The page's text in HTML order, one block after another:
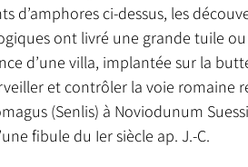
d’amphores ci-dessus, les
ont livré une grande tuile
d’une villa, implantée sur la
et contrôler la voie romaine
(Senlis) à Noviodunum
fibule du Ier siècle ap. J.-C.